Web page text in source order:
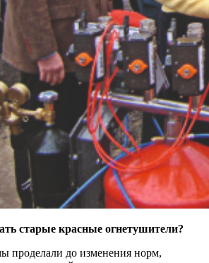
старые красные огнетушители?
проделали до изменения норм,